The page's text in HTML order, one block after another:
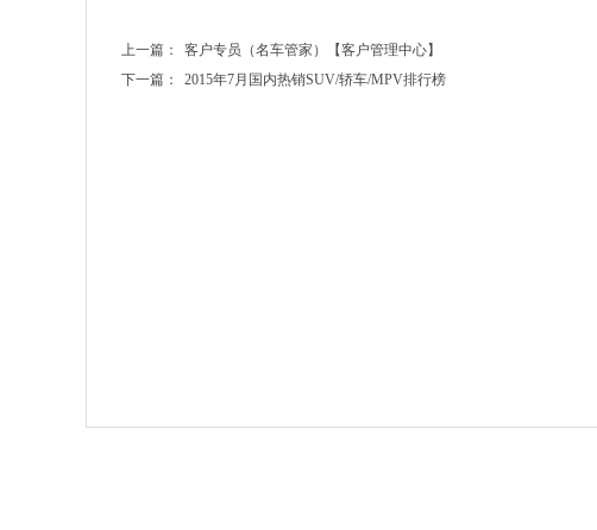
上一篇：
客户专员（名车管家）【客户管理中心】
下一篇：
2015年7月国内热销SUV/轿车/MPV排行榜